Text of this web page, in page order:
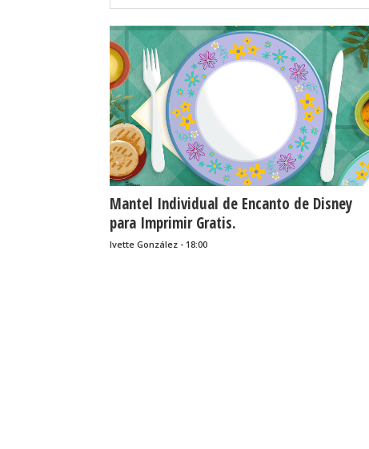
Mantel Individual de Encanto de Disney
para Imprimir Gratis.
Ivette González - 18:00